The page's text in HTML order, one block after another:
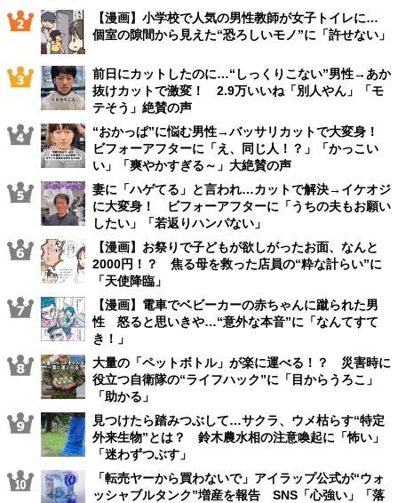
【漫画】小学校で人気の男性教師が女子トイレに…
個室の隙間から見えた“恐ろしいモノ”に「許せない」
前日にカットしたのに…“しっくりこない”男性→あか
抜けカットで激変！ 2.9万いいね「別人やん」「モ
テそう」絶賛の声
“おかっぱ”に悩む男性→バッサリカットで大変身！
ビフォーアフターに「え、同じ人！？」「かっこい
い」「爽やかすぎる～」大絶賛の声
妻に「ハゲてる」と言われ…カットで解決→イケオジ
に大変身！ ビフォーアフターに「うちの夫もお願い
したい」「若返りハンパない」
【漫画】お祭りで子どもが欲しがったお面、なんと
2000円！？ 焦る母を救った店員の“粋な計らい”に
「天使降臨」
【漫画】電車でベビーカーの赤ちゃんに蹴られた男
性 怒ると思いきや…“意外な本音”に「なんてすて
き！」
大量の「ペットボトル」が楽に運べる！？ 災害時に
役立つ自衛隊の“ライフハック”に「目からうろこ」
「助かる」
見つけたら踏みつぶして…サクラ、ウメ枯らす“特定
外来生物”とは？ 鈴木農水相の注意喚起に「怖い」
「迷わずつぶす」
「転売ヤーから買わないで」アイラップ公式が“ウォ
ッシャブルタンク”増産を報告 SNS「心強い」「落